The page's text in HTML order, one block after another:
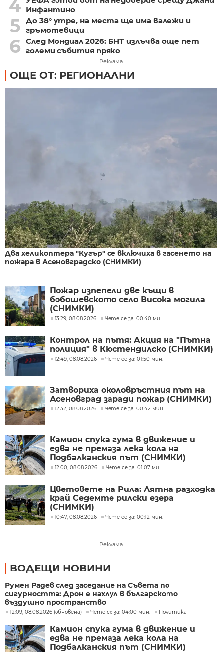
4 Инфантино
5 До 38° утре, на места ще има валежи и
гръмотевици
6 След Мондиал 2026: БНТ излъчва още пет
големи събития пряко
Реклама
ОЩЕ ОТ: РЕГИОНАЛНИ
Два хеликоптера "Кугър" се включиха в гасенето на
пожара в Асеновградско (СНИМКИ)
Пожар изпепели две къщи в
бобошевското село Висока могила
(СНИМКИ)
13:29, 08.08.2026 Чете се за: 00:40 мин.
Контрол на пътя: Акция на "Пътна
полиция" в Кюстендилско (СНИМКИ)
12:49, 08.08.2026 Чете се за: 01:50 мин.
Затвориха околовръстния път на
Асеновград заради пожар (СНИМКИ)
12:32, 08.08.2026 Чете се за: 00:42 мин.
Камион спука гума в движение и
едва не премаза лека кола на
Подбалканския път (СНИМКИ)
12:00, 08.08.2026 Чете се за: 01:07 мин.
Цветовете на Рила: Лятна разходка
край Седемте рилски езера
(СНИМКИ)
10:47, 08.08.2026 Чете се за: 00:12 мин.
Реклама
ВОДЕЩИ НОВИНИ
Румен Радев след заседание на Съвета по
сигурността: Дрон е нахлул в българското
въздушно пространство
12:09, 08.08.2026 (обновена) Чете се за: 04:00 мин. Политика
Камион спука гума в движение и
едва не премаза лека кола на
Подбалканския път (СНИМКИ)